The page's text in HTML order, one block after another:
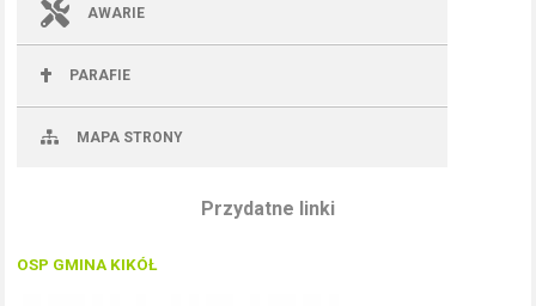
AWARIE
PARAFIE
MAPA STRONY
Przydatne linki
OSP GMINA KIKÓŁ